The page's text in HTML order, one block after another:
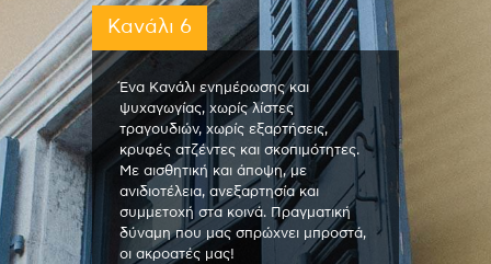
Κανάλι 6
Ένα Κανάλι ενημέρωσης και
ψυχαγωγίας, χωρίς λίστες
τραγουδιών, χωρίς εξαρτήσεις,
κρυφές ατζέντες και σκοπιμότητες.
Με αισθητική και άποψη, με
ανιδιοτέλεια, ανεξαρτησία και
συμμετοχή στα κοινά. Πραγματική
δύναμη που μας σπρώχνει μπροστά,
οι ακροατές μας!